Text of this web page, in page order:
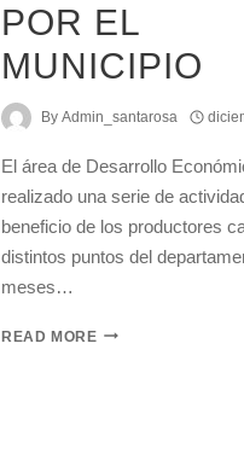
POR EL
MUNICIPIO
By Admin_santarosa
El área de Desarrollo
realizado una serie de
beneficio de los productores
distintos puntos del
meses…
READ MORE